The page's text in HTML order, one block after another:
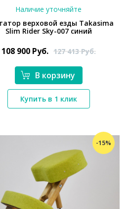
*}
Наличие уточняйте
верховой езды Takasima
Slim Rider Sky-007 синий
108 900 Руб. 127 413Руб.
В корзину
Купить в 1 клик
-15%